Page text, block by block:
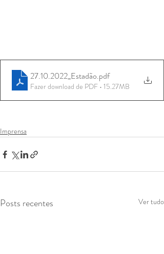
27.10.2022_Estadão.pdf
Fazer download de PDF • 15.27MB
Imprensa
Posts recentes Ver tudo